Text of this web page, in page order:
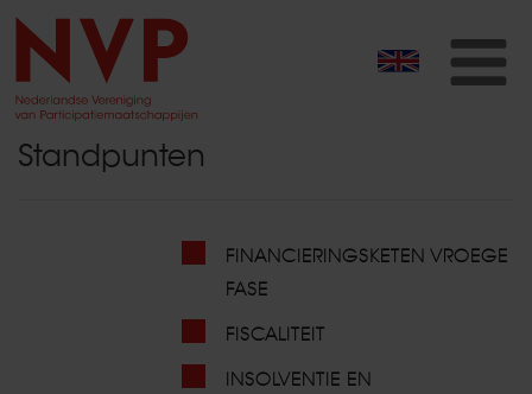
Standpunten
FINANCIERINGSKETEN VROEGE
FASE
FISCALITEIT
INSOLVENTIE EN